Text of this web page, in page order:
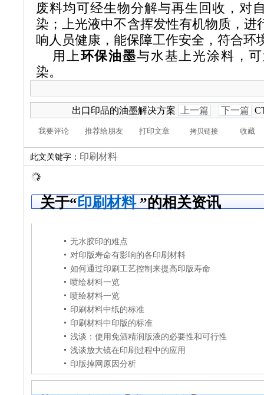
废料均可经生物分解与再生回收，对
染；上光液中不含挥发性有机物质，进
响人员健康，能保障工作安全，符合环
用上环保油墨与水基上光涂料，
染。
出口印品的油墨解决方案 上一篇 下一篇
此文关键字： 印刷材料
关于“印刷材料 ”的相关资讯
无水胶印的难点
对印版寿命有影响的各印刷材料
如何通过印刷工艺控制来提高印版寿命
喷绘材料一览
喷绘材料一览
印刷材料中纸的标准
印刷材料中印版的标准
浅谈：使用免酒精润版液的必要性和可行性
浅谈放大镜在印刷过程中的应用
印版掉网原因分析